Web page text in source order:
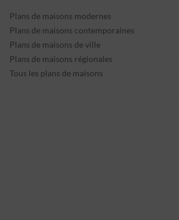
Plans de maisons modernes
Plans de maisons contemporaines
Plans de maisons de ville
Plans de maisons régionales
Tous les plans de maisons